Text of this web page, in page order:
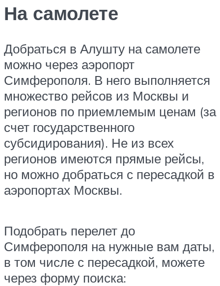
На самолете
Добраться в Алушту на самолете
можно через аэропорт
Симферополя. В него выполняется
множество рейсов из Москвы и
регионов по приемлемым ценам (за
счет государственного
субсидирования). Не из всех
регионов имеются прямые рейсы,
но можно добраться с пересадкой в
аэропортах Москвы.
Подобрать перелет до
Симферополя на нужные вам даты,
в том числе с пересадкой, можете
через форму поиска: